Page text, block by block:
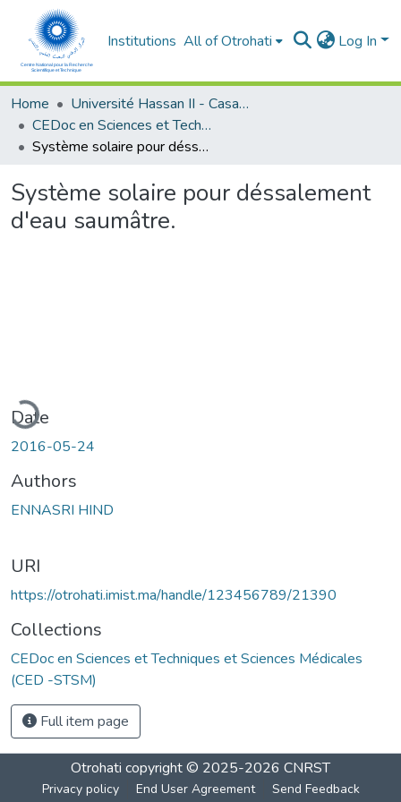
Institutions All of Otrohati Log In
Home
Université Hassan II - Casablanca
CEDoc en Sciences et Techniques et Sciences Médicales (CED -STSM)
Système solaire pour déssalement d'eau saumâtre.
Système solaire pour déssalement
d'eau saumâtre.
Date
2016-05-24
Authors
ENNASRI HIND
URI
https://otrohati.imist.ma/handle/123456789/21390
Collections
CEDoc en Sciences et Techniques et Sciences Médicales
(CED -STSM)
Full item page
Otrohati copyright © 2025-2026 CNRST
Privacy policy End User Agreement Send Feedback